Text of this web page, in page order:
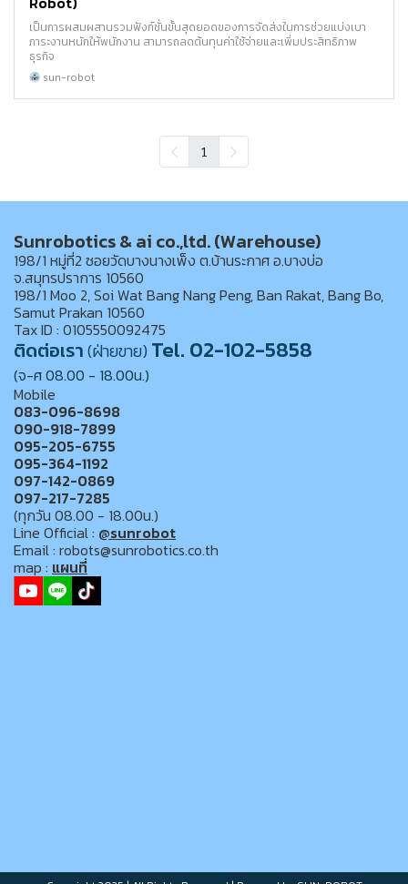
เป็นการผสมผสานรวมฟังก์ชั่นขั้นสุดยอดของการจัดส่งในการช่วยแบ่งเบา
ภาระงานหนักให้พนักงาน สามารถลดต้นทุนค่าใช้จ่ายและเพิ่มประสิทธิภาพ
ธุรกิจ
sun-robot
1
Sunrobotics & ai co.,ltd. (Warehouse)
198/1 หมู่ที่2 ซอยวัดบางนางเพ็ง ต.บ้านระกาศ อ.บางบ่อ
จ.สมุทรปราการ 10560
198/1 Moo 2, Soi Wat Bang Nang Peng, Ban Rakat, Bang Bo,
Samut Prakan 10560
Tax ID : 0105550092475
ติดต่อเรา(ฝ่ายขาย) Tel. 02-102-5858
(จ-ศ 08.00 - 18.00น.)
Mobile
083-096-8698
090-918-7899
095-205-6755
095-364-1192
097-142-0869
097-217-7285
(ทุกวัน 08.00 - 18.00น.)
Line Official : @sunrobot
Email : robots@sunrobotics.co.th
map : แผนที่